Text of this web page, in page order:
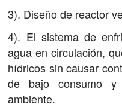
3). Diseño de reactor
4). El sistema de
agua en circulación,
hídricos sin causar
de bajo consumo y
ambiente.